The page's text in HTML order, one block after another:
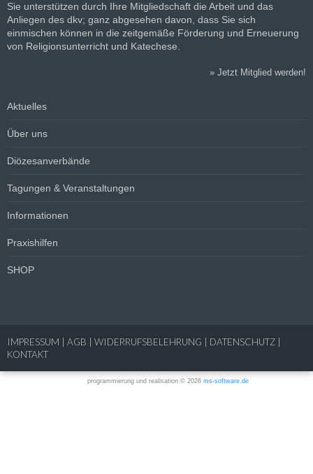
Sie unterstützen durch Ihre Mitgliedschaft die Arbeit und das
Anliegen des dkv; ganz abgesehen davon, dass Sie sich
einmischen können in die zeitgemäße Förderung und Erneuerung
von Religionsunterricht und Katechese.
» Jetzt Mitglied werden!
Aktuelles
Über uns
Diözesanverbände
Tagungen & Veranstaltungen
Informationen
Praxishilfen
SHOP
IMPRESSUM AGB WIDERRUFSBELEHRUNG DATENSCHUTZ
KONTAKT
programmierung und realisation © 2026 ms-software.de